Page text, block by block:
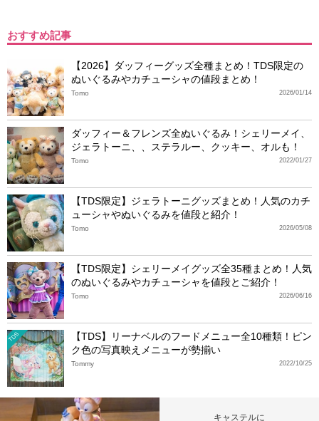
おすすめ記事
【2026】ダッフィーグッズ全種まとめ！TDS限定の
ぬいぐるみやカチューシャの値段まとめ！
2026/01/14
Tomo
ダッフィー＆フレンズ全ぬいぐるみ！シェリーメイ、
ジェラトーニ、、ステラルー、クッキー、オルも！
2022/01/27
Tomo
【TDS限定】ジェラトーニグッズまとめ！人気のカチ
ューシャやぬいぐるみを値段と紹介！
2026/05/08
Tomo
【TDS限定】シェリーメイグッズ全35種まとめ！人気
のぬいぐるみやカチューシャを値段とご紹介！
2026/06/16
Tomo
TDS
【TDS】リーナベルのフードメニュー全10種類！ピン
ク色の写真映えメニューが勢揃い
2022/10/25
Tommy
キャステルに